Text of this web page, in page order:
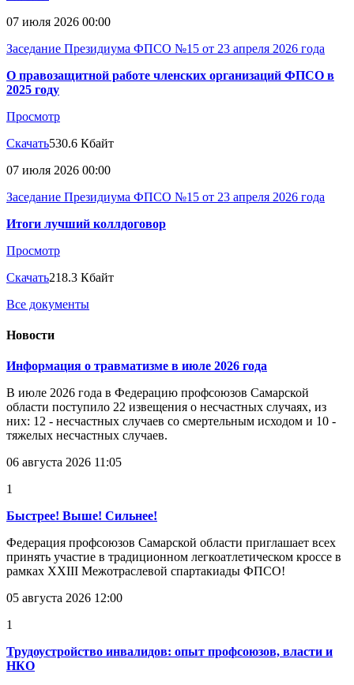
07 июля 2026 00:00
Заседание Президиума ФПСО №15 от 23 апреля 2026 года
О правозащитной работе членских организаций ФПСО в
2025 году
Просмотр
Скачать530.6 Кбайт
07 июля 2026 00:00
Заседание Президиума ФПСО №15 от 23 апреля 2026 года
Итоги лучший коллдоговор
Просмотр
Скачать218.3 Кбайт
Все документы
Новости
Информация о травматизме в июле 2026 года
В июле 2026 года в Федерацию профсоюзов Самарской
области поступило 22 извещения о несчастных случаях, из
них: 12 - несчастных случаев со смертельным исходом и 10 -
тяжелых несчастных случаев.
06 августа 2026 11:05
1
Быстрее! Выше! Сильнее!
Федерация профсоюзов Самарской области приглашает всех
принять участие в традиционном легкоатлетическом кроссе в
рамках XXIII Межотраслевой спартакиады ФПСО!
05 августа 2026 12:00
1
Трудоустройство инвалидов: опыт профсоюзов, власти и
НКО